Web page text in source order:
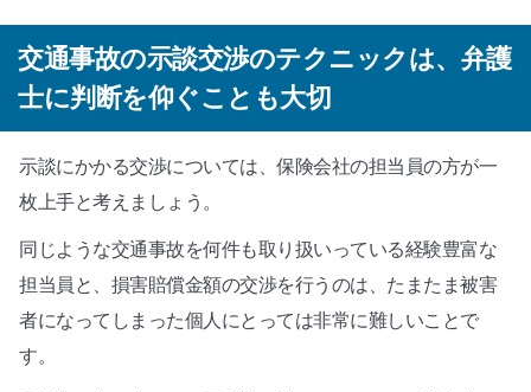
交通事故の示談交渉のテクニックは、弁護
士に判断を仰ぐことも大切
示談にかかる交渉については、保険会社の担当員の方が一
枚上手と考えましょう。
同じような交通事故を何件も取り扱いっている経験豊富な
担当員と、損害賠償金額の交渉を行うのは、たまたま被害
者になってしまった個人にとっては非常に難しいことで
す。